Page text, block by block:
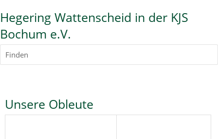
Hegering Wattenscheid in der KJS
Bochum e.V.
Finden
Unsere Obleute